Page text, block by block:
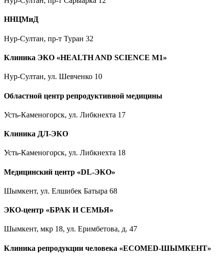
ННЦМиД
Нур-Султан, пр-т Туран 32
Клиника ЭКО «HEALTH AND SCIENCE M1»
Нур-Султан, ул. Шевченко 10
Областной центр репродуктивной медицины
Усть-Каменогорск, ул. Либкнехта 17
Клиника ДЛ-ЭКО
Усть-Каменогорск, ул. Либкнехта 18
Медицинский центр «DL-ЭКО»
Шымкент, ул. Елшибек Батыра 68
ЭКО-центр «БРАК И СЕМЬЯ»
Шымкент, мкр 18, ул. Еримбетова, д. 47
Клиника репродукции человека «ECOMED-ШЫМКЕНТ»